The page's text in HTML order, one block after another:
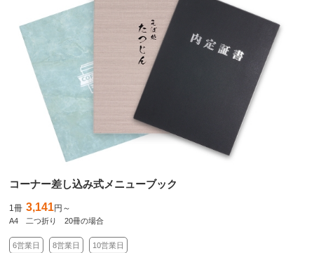
コーナー差し込み式メニューブック
1冊 3,141円～
A4 二つ折り 20冊の場合
6営業日 8営業日 10営業日